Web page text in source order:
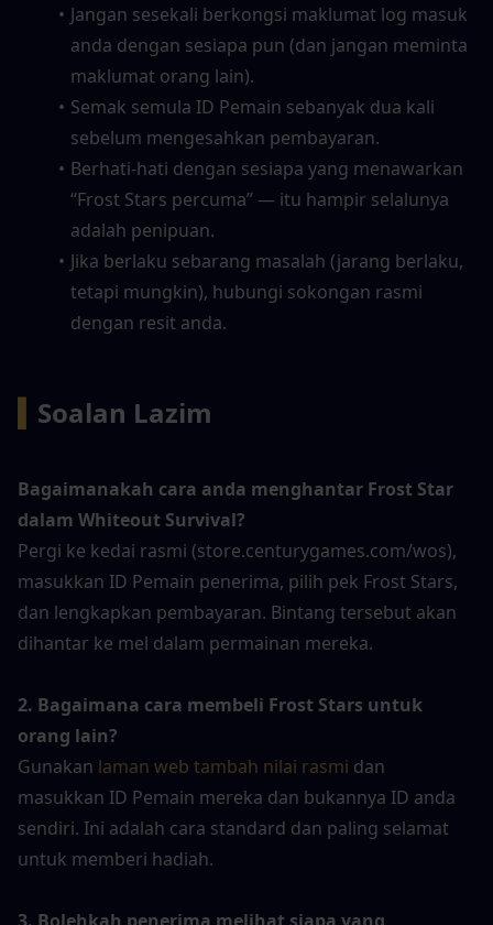
Jangan sesekali berkongsi maklumat log masuk
anda dengan sesiapa pun (dan jangan meminta
maklumat orang lain).
Semak semula ID Pemain sebanyak dua kali
sebelum mengesahkan pembayaran.
Berhati-hati dengan sesiapa yang menawarkan
“Frost Stars percuma” — itu hampir selalunya
adalah penipuan.
Jika berlaku sebarang masalah (jarang berlaku,
tetapi mungkin), hubungi sokongan rasmi
dengan resit anda.
Soalan Lazim
Bagaimanakah cara anda menghantar Frost Star
dalam Whiteout Survival?
Pergi ke kedai rasmi (store.centurygames.com/wos),
masukkan ID Pemain penerima, pilih pek Frost Stars,
dan lengkapkan pembayaran. Bintang tersebut akan
dihantar ke mel dalam permainan mereka.
2. Bagaimana cara membeli Frost Stars untuk
orang lain?
Gunakan laman web tambah nilai rasmi dan
masukkan ID Pemain mereka dan bukannya ID anda
sendiri. Ini adalah cara standard dan paling selamat
untuk memberi hadiah.